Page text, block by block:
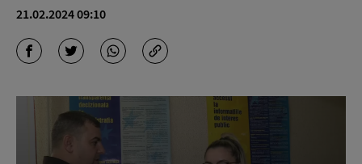
21.02.2024 09:10